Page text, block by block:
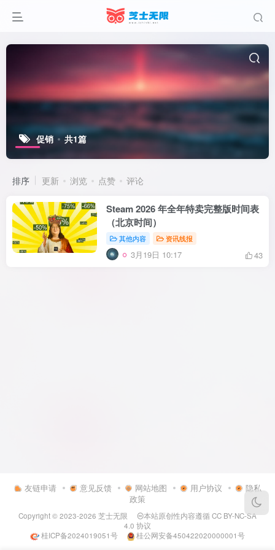
促销 共1篇
排序 更新 浏览 点赞 评论
Steam 2026 年全年特卖完整版时间表
（北京时间）
其他内容 资讯线报
3月19日 10:17 43
友链申请 意见反馈 网站地图 用户协议
隐私
政策
Copyright © 2023-2026 芝士无限 本站原创性内容遵循CC BY-NC-SA
4.0 协议
桂ICP备2024019051号
桂公网安备450422020000001号